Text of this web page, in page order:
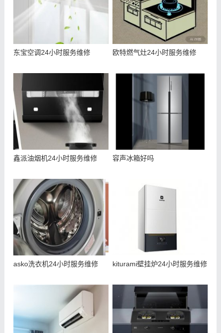
东宝空调24小时服务维修 欧特燃气灶24小时服务维修
鑫派油烟机24小时服务维修 容声冰箱好吗
asko洗衣机24小时服务维修 kiturami壁挂炉24小时服务维修